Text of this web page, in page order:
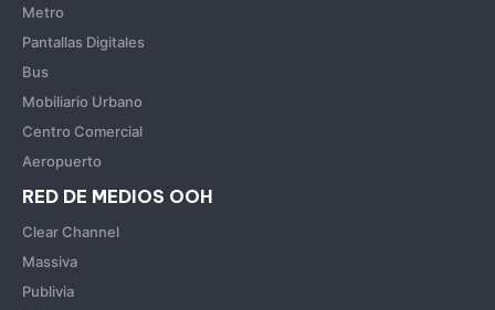
Metro
Pantallas Digitales
Bus
Mobiliario Urbano
Centro Comercial
Aeropuerto
RED DE MEDIOS OOH
Clear Channel
Massiva
Publivia